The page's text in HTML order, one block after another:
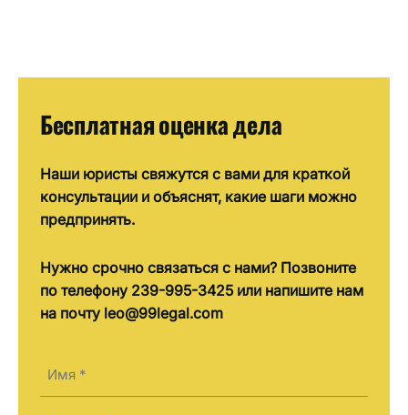
Бесплатная оценка дела
Наши юристы свяжутся с вами для краткой
консультации и объяснят, какие шаги можно
предпринять.
Нужно срочно связаться с нами? Позвоните
по телефону 239-995-3425 или напишите нам
на почту leo@99legal.com